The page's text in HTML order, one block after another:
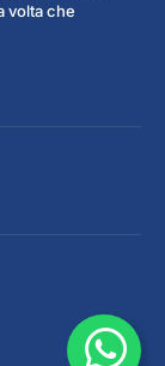
volta che